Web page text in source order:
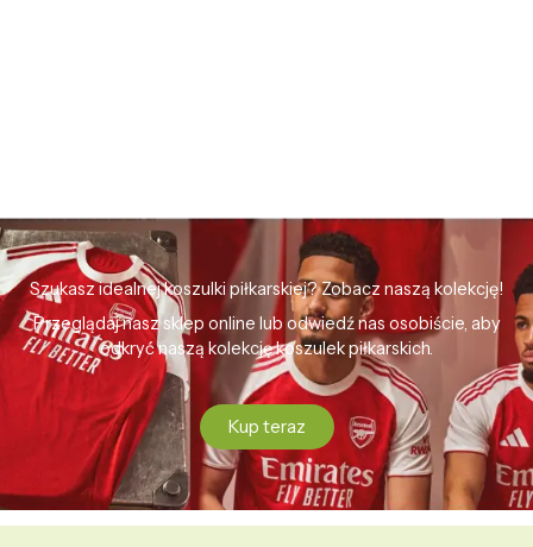
Szukasz idealnej koszulki piłkarskiej? Zobacz naszą kolekcję!
Przeglądaj nasz sklep online lub odwiedź nas osobiście, aby
odkryć naszą kolekcję koszulek piłkarskich.
Kup teraz